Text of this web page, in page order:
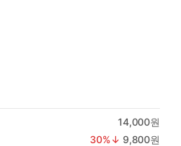
14,000원
30%↓ 9,800원